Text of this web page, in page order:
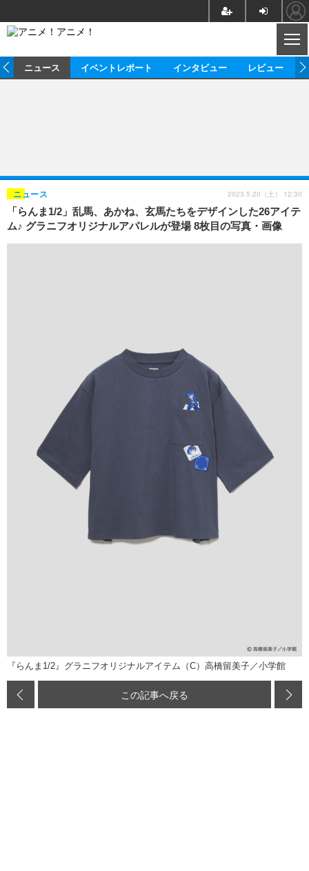
ゲーム グッズ
海外イベント ビジネス
俳優・タレント アーティスト
ビジネス
アニメ 実写
書評 イベント
動画
アニメ 映画/ドラマ
連載・コラム
ニュース イベントレポート インタビュー レビュー
「らんま1/2」乱馬、あかね、玄馬たちをデザインした26アイテ
ム♪ グラニフオリジナルアパレルが登場 8枚目の写真・画像
ニュース 2023.5.20（土） 12:30
『らんま1/2』グラニフオリジナルアイテム（C）高橋留美子／小学館
この記事へ戻る